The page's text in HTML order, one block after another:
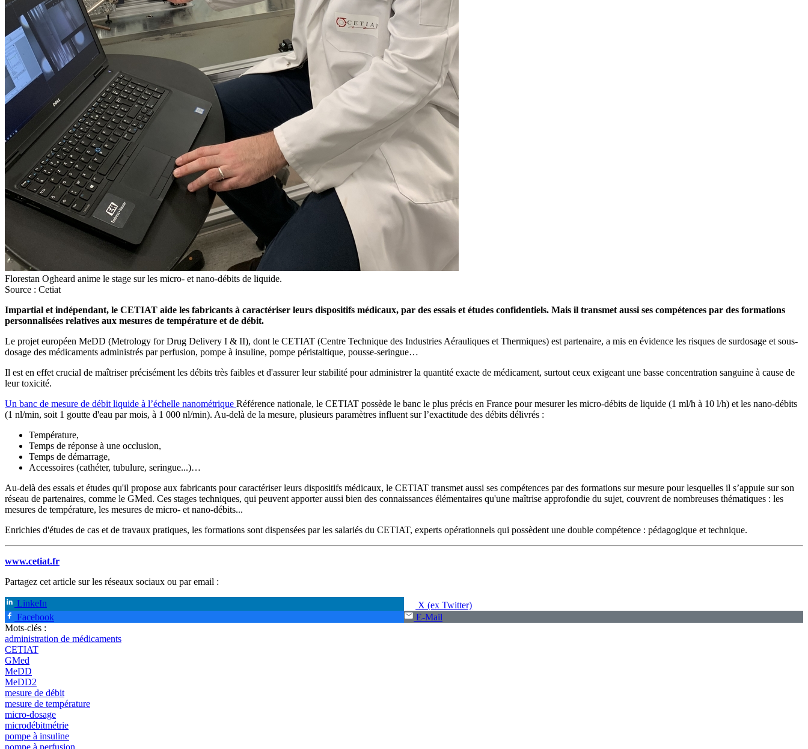
Florestan Ogheard anime le stage sur les micro- et nano-débits de liquide.
Source : Cetiat
Impartial et indépendant, le CETIAT aide les fabricants à caractériser leurs dispositifs médicaux, par des essais et études confidentiels. Mais il transmet aussi ses compétences par des formations
personnalisées relatives aux mesures de température et de débit.
Le projet européen MeDD (Metrology for Drug Delivery I & II), dont le CETIAT (Centre Technique des Industries Aérauliques et Thermiques) est partenaire, a mis en évidence les risques de surdosage et sous-
dosage des médicaments administrés par perfusion, pompe à insuline, pompe péristaltique, pousse-seringue…
Il est en effet crucial de maîtriser précisément les débits très faibles et d'assurer leur stabilité pour administrer la quantité exacte de médicament, surtout ceux exigeant une basse concentration sanguine à cause de
leur toxicité.
Un banc de mesure de débit liquide à l’échelle nanométrique Référence nationale, le CETIAT possède le banc le plus précis en France pour mesurer les micro-débits de liquide (1 ml/h à 10 l/h) et les nano-débits
(1 nl/min, soit 1 goutte d'eau par mois, à 1 000 nl/min). Au-delà de la mesure, plusieurs paramètres influent sur l’exactitude des débits délivrés :
Température,
Temps de réponse à une occlusion,
Temps de démarrage,
Accessoires (cathéter, tubulure, seringue...)…
Au-delà des essais et études qu'il propose aux fabricants pour caractériser leurs dispositifs médicaux, le CETIAT transmet aussi ses compétences par des formations sur mesure pour lesquelles il s’appuie sur son
réseau de partenaires, comme le GMed. Ces stages techniques, qui peuvent apporter aussi bien des connaissances élémentaires qu'une maîtrise approfondie du sujet, couvrent de nombreuses thématiques : les
mesures de température, les mesures de micro- et nano-débits...
Enrichies d'études de cas et de travaux pratiques, les formations sont dispensées par les salariés du CETIAT, experts opérationnels qui possèdent une double compétence : pédagogique et technique.
www.cetiat.fr
Partagez cet article sur les réseaux sociaux ou par email :
LinkeIn
X (ex Twitter)
Facebook
E-Mail
Mots-clés :
administration de médicaments
CETIAT
GMed
MeDD
MeDD2
mesure de débit
mesure de température
micro-dosage
microdébitmétrie
pompe à insuline